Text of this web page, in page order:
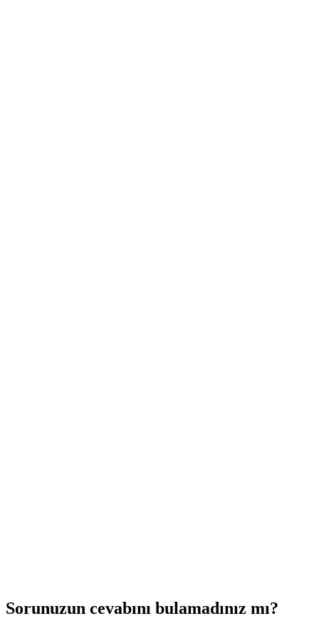
Sorunuzun cevabını bulamadınız mı?